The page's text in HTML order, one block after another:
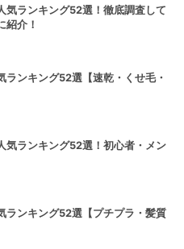
気ランキング52選！徹底調査して
紹介！
ランキング52選【速乾・くせ毛・
気ランキング52選！初心者・メン
ランキング52選【プチプラ・髪質